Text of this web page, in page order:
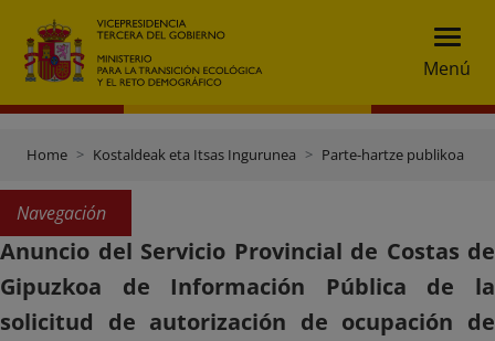
Menú
Home Kostaldeak eta Itsas Ingurunea Parte-hartze publikoa
Navegación
Anuncio del Servicio Provincial de Costas de
Gipuzkoa de Información Pública de la
solicitud de autorización de ocupación de